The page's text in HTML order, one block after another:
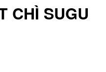
CHÌ SUGU